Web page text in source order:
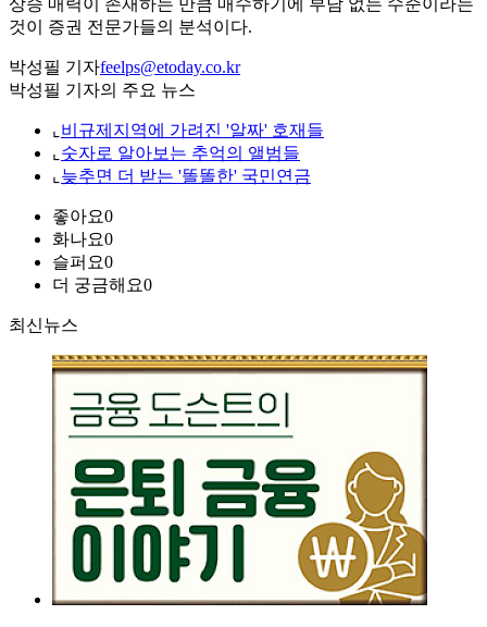
상승 매력이 존재하는 만큼 매수하기에 부담 없는 수준이라는
것이 증권 전문가들의 분석이다.
박성필 기자feelps@etoday.co.kr
박성필 기자의 주요 뉴스
⌞ 비규제지역에 가려진 '알짜' 호재들
⌞ 숫자로 알아보는 추억의 앨범들
⌞ 늦추면 더 받는 '똘똘한' 국민연금
좋아요0
화나요0
슬퍼요0
더 궁금해요0
최신뉴스